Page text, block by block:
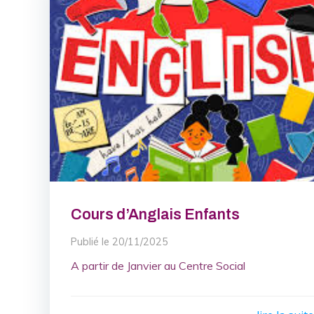
Cours d’Anglais Enfants
Publié le 20/11/2025
A partir de Janvier au Centre Social